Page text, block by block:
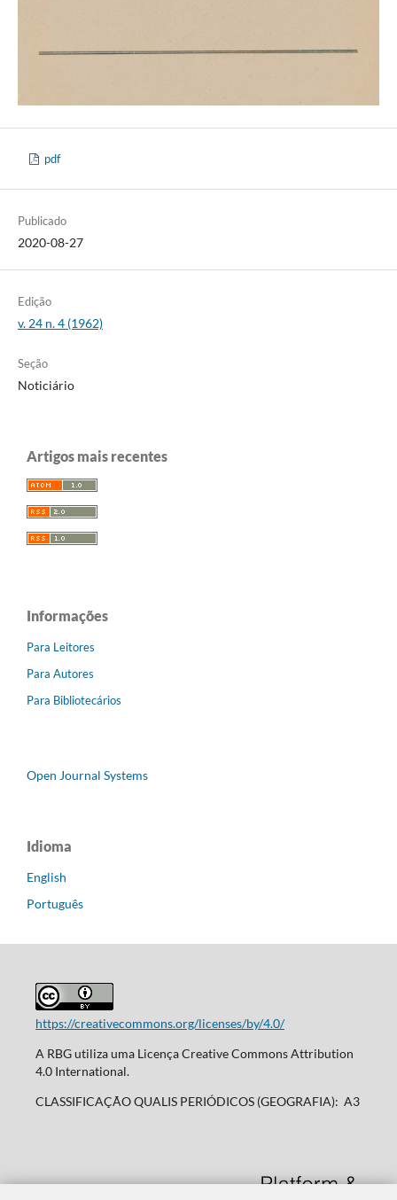
pdf
Publicado
2020-08-27
Edição
v. 24 n. 4 (1962)
Seção
Noticiário
Artigos mais recentes
Informações
Para Leitores
Para Autores
Para Bibliotecários
Open Journal Systems
Idioma
English
Português
https://creativecommons.org/licenses/by/4.0/
A RBG utiliza uma Licença Creative Commons Attribution
4.0 International.
CLASSIFICAÇÃO QUALIS PERIÓDICOS (GEOGRAFIA): A3